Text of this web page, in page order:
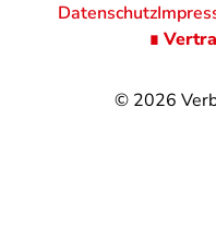
© 2026
Datenschutz
∎